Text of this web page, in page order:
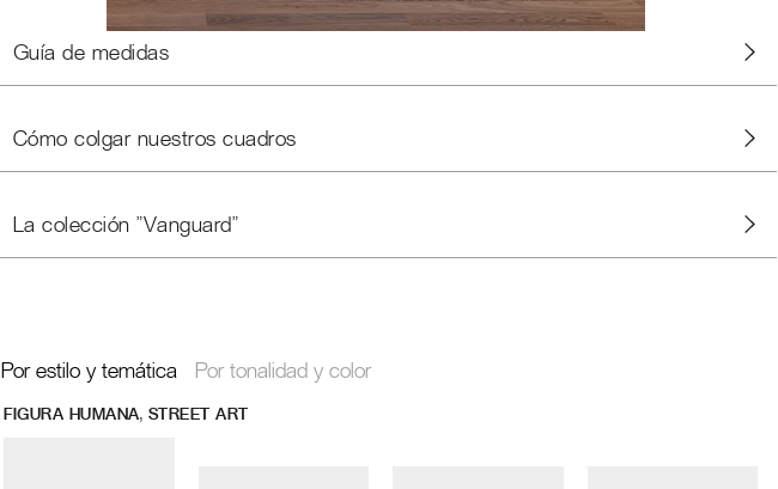
Guía de medidas
Cómo colgar nuestros cuadros
La colección "Vanguard"
Por estilo y temática Por tonalidad y color
FIGURA HUMANA, STREET ART